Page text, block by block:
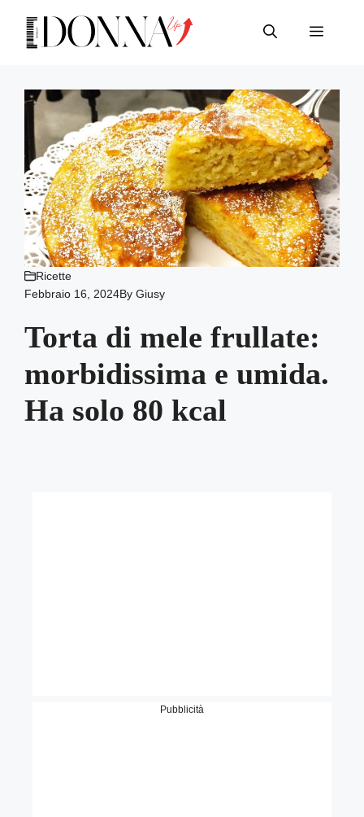
contenuto
Menu
Ricette
Febbraio 16, 2024ByGiusy
Torta di mele frullate:
morbidissima e umida.
Ha solo 80 kcal
Pubblicità